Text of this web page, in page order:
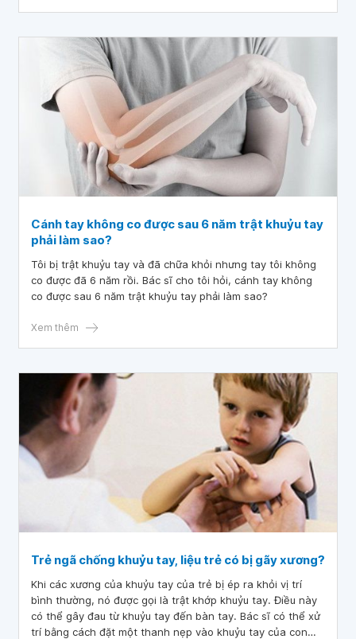
Cánh tay không co được sau 6 năm trật khuỷu tay
phải làm sao?
Tôi bị trật khuỷu tay và đã chữa khỏi nhưng tay tôi không
co được đã 6 năm rồi. Bác sĩ cho tôi hỏi, cánh tay không
co được sau 6 năm trật khuỷu tay phải làm sao?
Xem thêm
Trẻ ngã chống khuỷu tay, liệu trẻ có bị gãy xương?
Khi các xương của khuỷu tay của trẻ bị ép ra khỏi vị trí
bình thường, nó được gọi là trật khớp khuỷu tay. Điều này
có thể gây đau từ khuỷu tay đến bàn tay. Bác sĩ có thể xử
trí bằng cách đặt một thanh nẹp vào khuỷu tay của con